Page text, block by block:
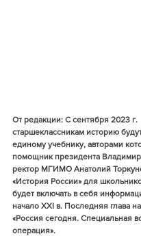
От редакции: С сентября 2023 г.
старшеклассникам историю
единому учебнику, авторами
помощник президента
ректор МГИМО Анатолий
«История России» для
будет включать в себя
начало XXI в. Последняя глава
«Россия сегодня. Специальная
операция».